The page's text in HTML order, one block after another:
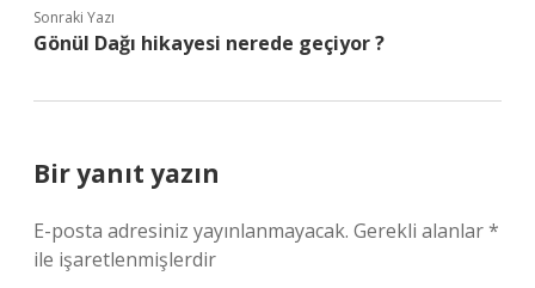
Sonraki Yazı
Gönül Dağı hikayesi nerede geçiyor ?
Bir yanıt yazın
E-posta adresiniz yayınlanmayacak. Gerekli alanlar*
ile işaretlenmişlerdir